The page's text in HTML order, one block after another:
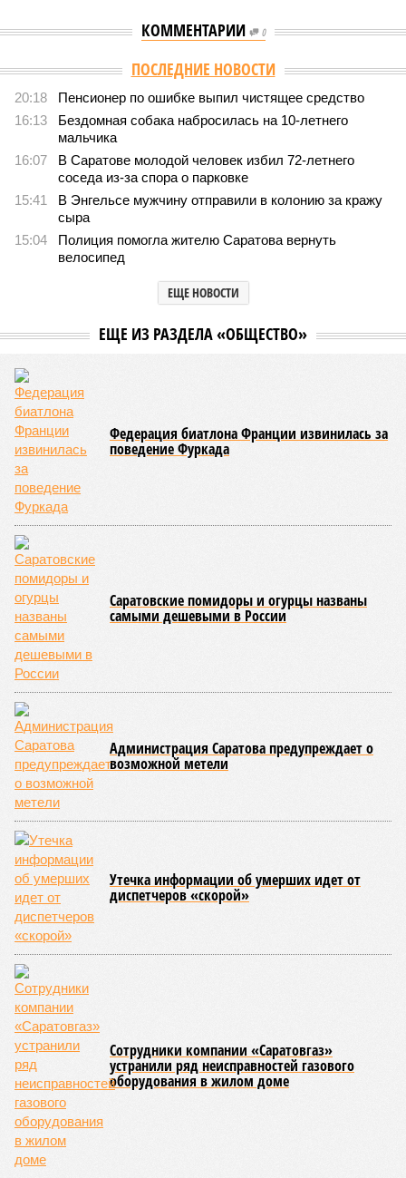
КОММЕНТАРИИ 0
ПОСЛЕДНИЕ НОВОСТИ
20:18
Пенсионер по ошибке выпил чистящее средство
16:13
Бездомная собака набросилась на 10-летнего
мальчика
16:07
В Саратове молодой человек избил 72-летнего
соседа из-за спора о парковке
15:41
В Энгельсе мужчину отправили в колонию за кражу
сыра
15:04
Полиция помогла жителю Саратова вернуть
велосипед
ЕЩЕ НОВОСТИ
ЕЩЕ ИЗ РАЗДЕЛА «ОБЩЕСТВО»
Федерация биатлона Франции извинилась за
поведение Фуркада
Саратовские помидоры и огурцы названы
самыми дешевыми в России
Администрация Саратова предупреждает о
возможной метели
Утечка информации об умерших идет от
диспетчеров «скорой»
Сотрудники компании «Саратовгаз»
устранили ряд неисправностей газового
оборудования в жилом доме